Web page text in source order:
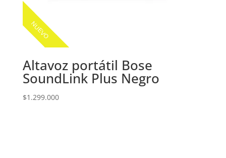
NUEVO
Altavoz portátil Bose
SoundLink Plus Negro
$1.299.000